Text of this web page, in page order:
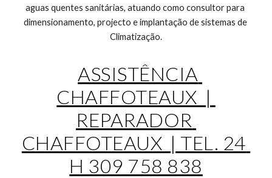
aguas quentes sanitárias, atuando como consultor para
dimensionamento, projecto e implantação de sistemas de
Climatização.
ASSISTÊNCIA
CHAFFOTEAUX  |
REPARADOR
CHAFFOTEAUX  | TEL. 24
H 309 758 838